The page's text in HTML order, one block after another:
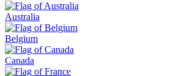
Australia
Belgium
Canada